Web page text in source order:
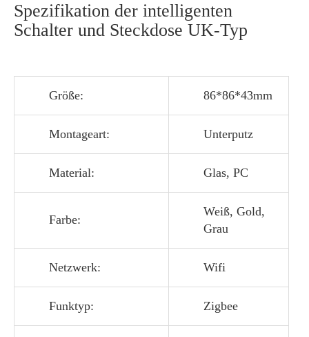
Spezifikation der intelligenten
Schalter und Steckdose UK-Typ
Größe: 86*86*43mm
Montageart: Unterputz
Material: Glas, PC
Farbe:
Weiß, Gold,
Grau
Netzwerk: Wifi
Funktyp: Zigbee